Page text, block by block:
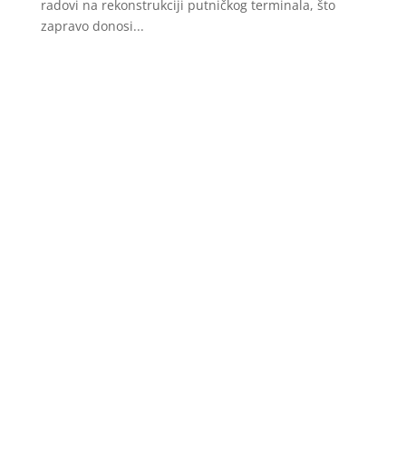
radovi na rekonstrukciji putničkog terminala, što
zapravo donosi...